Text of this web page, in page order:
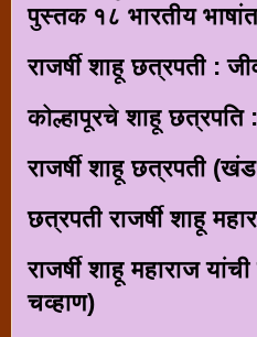
पुस्तक १८ भारतीय
राजर्षी शाहू छत्रपती :
कोल्हापूरचे शाहू
राजर्षी शाहू छत्रपती (खंड
छत्रपती राजर्षी शाहू
राजर्षी शाहू महाराज
चव्हाण)